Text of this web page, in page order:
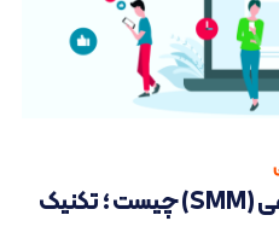
بازاریابی شبکه های اجتماعی (SMM) چیست ؛ تکنیک